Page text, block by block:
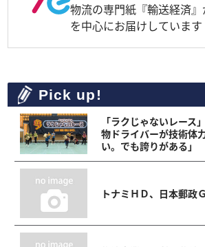
物流の専門紙『輸送経済
を中心にお届けしています
Pick up!
「ラクじゃないレース
物ドライバーが技術体
い。でも誇りがある」
トナミＨＤ、日本郵政